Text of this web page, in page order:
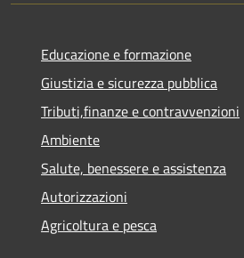
Educazione e formazione
Giustizia e sicurezza pubblica
Tributi,finanze e contravvenzioni
Ambiente
Salute, benessere e assistenza
Autorizzazioni
Agricoltura e pesca